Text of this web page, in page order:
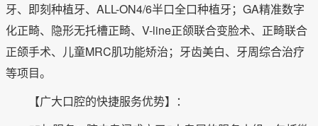
牙、即刻种植牙、ALL-ON4/6半口全口种植牙；GA精准数字
化正畸、隐形无托槽正畸、V-line正颌联合变脸术、正畸联合
正颌手术、儿童MRC肌功能矫治；牙齿美白、牙周综合治疗
等项目。
【广大口腔的快捷服务优势】：